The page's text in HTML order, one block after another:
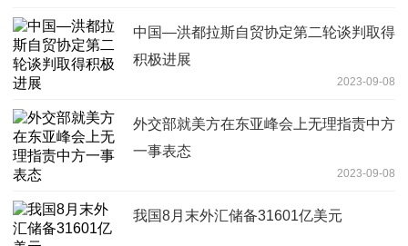
中国—洪都拉斯自贸协定第二轮谈判取得
积极进展
2023-09-08
外交部就美方在东亚峰会上无理指责中方
一事表态
2023-09-08
我国8月末外汇储备31601亿美元